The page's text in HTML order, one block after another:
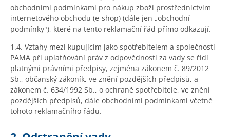
obchodními podmínkami pro nákup zboží prostřednictvím
internetového obchodu (e-shop) (dále jen „obchodní
podmínky"), které na tento reklamační řád přímo odkazují.
1.4. Vztahy mezi kupujícím jako spotřebitelem a společností
PAMA při uplatňování práv z odpovědnosti za vady se řídí
platnými právními předpisy, zejména zákonem č. 89/2012
Sb., občanský zákoník, ve znění pozdějších předpisů, a
zákonem č. 634/1992 Sb., o ochraně spotřebitele, ve znění
pozdějších předpisů, dále obchodními podmínkami včetně
tohoto reklamačního řádu.